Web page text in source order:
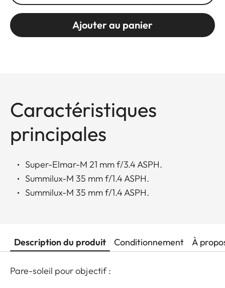
Ajouter au panier
Caractéristiques
principales
Super-Elmar-M 21 mm f/3.4 ASPH.
Summilux-M 35 mm f/1.4 ASPH.
Summilux-M 35 mm f/1.4 ASPH.
Description du produit Conditionnement À
Pare-soleil pour objectif :